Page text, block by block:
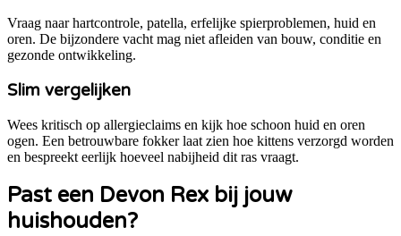
Vraag naar hartcontrole, patella, erfelijke spierproblemen, huid en
oren. De bijzondere vacht mag niet afleiden van bouw, conditie en
gezonde ontwikkeling.
Slim vergelijken
Wees kritisch op allergieclaims en kijk hoe schoon huid en oren
ogen. Een betrouwbare fokker laat zien hoe kittens verzorgd worden
en bespreekt eerlijk hoeveel nabijheid dit ras vraagt.
Past een Devon Rex bij jouw
huishouden?